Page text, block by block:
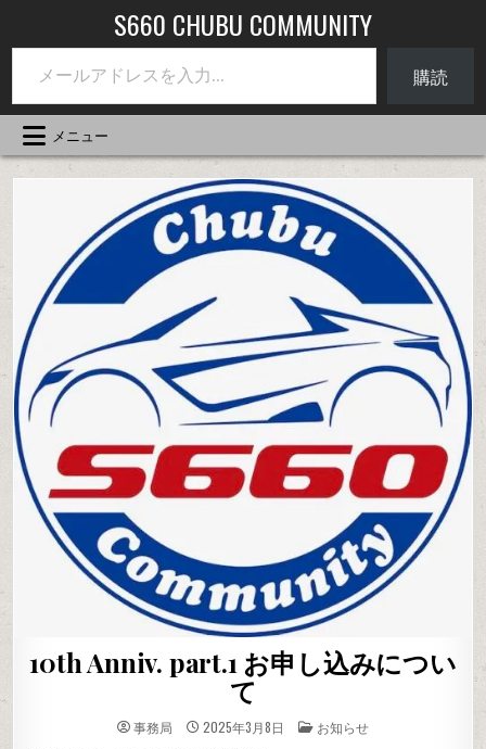
テ
へ
キ
S660 CHUBU COMMUNITY
メールアドレスを入力...
購読
メニュー
10th Anniv. part.1 お申し込みについ
て
事務局 2025年3月8日 投
稿
お知らせ